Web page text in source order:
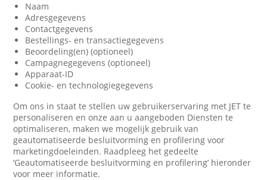
Naam
Adresgegevens
Contactgegevens
Bestellings- en transactiegegevens
Beoordeling(en) (optioneel)
Campagnegegevens (optioneel)
Apparaat-ID
Cookie- en technologiegegevens
Om ons in staat te stellen uw gebruikerservaring met JET te
personaliseren en onze aan u aangeboden Diensten te
optimaliseren, maken we mogelijk gebruik van
geautomatiseerde besluitvorming en profilering voor
marketingdoeleinden. Raadpleeg het gedeelte
‘Geautomatiseerde besluitvorming en profilering’ hieronder
voor meer informatie.